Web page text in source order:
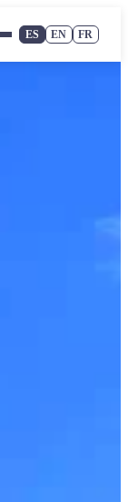
ES EN FR